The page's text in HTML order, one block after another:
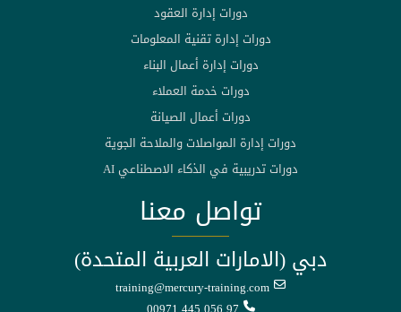
دورات إدارة العقود
دورات إدارة تقنية المعلومات
دورات إدارة أعمال البناء
دورات خدمة العملاء
دورات أعمال الصيانة
دورات إدارة المواصلات والملاحة الجوية
دورات تدريبية في الذكاء الاصطناعي AI
تواصل معنا
دبي (الامارات العربية المتحدة)
training@mercury-training.com